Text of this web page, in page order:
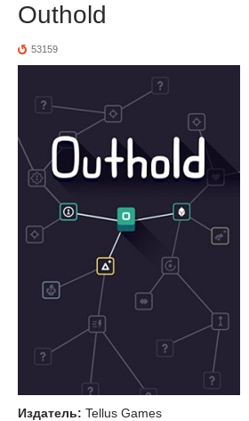
Outhold
53159
Издатель: Tellus Games